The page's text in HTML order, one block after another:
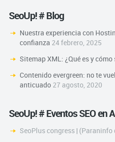
SeoUp! # Blog
Nuestra experiencia con
confianza 24 febrero, 2025
Sitemap XML: ¿Qué es y cómo
Contenido evergreen: no te
anticuado 27 agosto, 2020
SeoUp! # Eventos SEO en
SeoPlus congress |